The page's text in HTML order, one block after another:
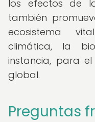
los efectos de
también
ecosistema
climática, la
instancia, para
global.
Preguntas